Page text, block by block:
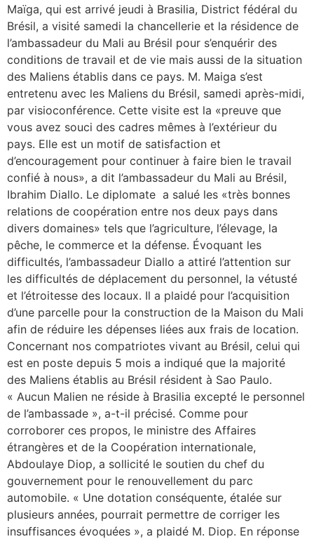
Maïga, qui est arrivé jeudi à Brasilia, District fédéral du
Brésil, a visité samedi la chancellerie et la résidence de
l’ambassadeur du Mali au Brésil pour s’enquérir des
conditions de travail et de vie mais aussi de la situation
des Maliens établis dans ce pays. M. Maiga s’est
entretenu avec les Maliens du Brésil, samedi après-midi,
par visioconférence. Cette visite est la «preuve que
vous avez souci des cadres mêmes à l’extérieur du
pays. Elle est un motif de satisfaction et
d’encouragement pour continuer à faire bien le travail
confié à nous», a dit l’ambassadeur du Mali au Brésil,
Ibrahim Diallo. Le diplomate a salué les «très bonnes
relations de coopération entre nos deux pays dans
divers domaines» tels que l’agriculture, l’élevage, la
pêche, le commerce et la défense. Évoquant les
difficultés, l’ambassadeur Diallo a attiré l’attention sur
les difficultés de déplacement du personnel, la vétusté
et l’étroitesse des locaux. Il a plaidé pour l’acquisition
d’une parcelle pour la construction de la Maison du Mali
afin de réduire les dépenses liées aux frais de location.
Concernant nos compatriotes vivant au Brésil, celui qui
est en poste depuis 5 mois a indiqué que la majorité
des Maliens établis au Brésil résident à Sao Paulo.
« Aucun Malien ne réside à Brasilia excepté le personnel
de l’ambassade », a-t-il précisé. Comme pour
corroborer ces propos, le ministre des Affaires
étrangères et de la Coopération internationale,
Abdoulaye Diop, a sollicité le soutien du chef du
gouvernement pour le renouvellement du parc
automobile. « Une dotation conséquente, étalée sur
plusieurs années, pourrait permettre de corriger les
insuffisances évoquées », a plaidé M. Diop. En réponse